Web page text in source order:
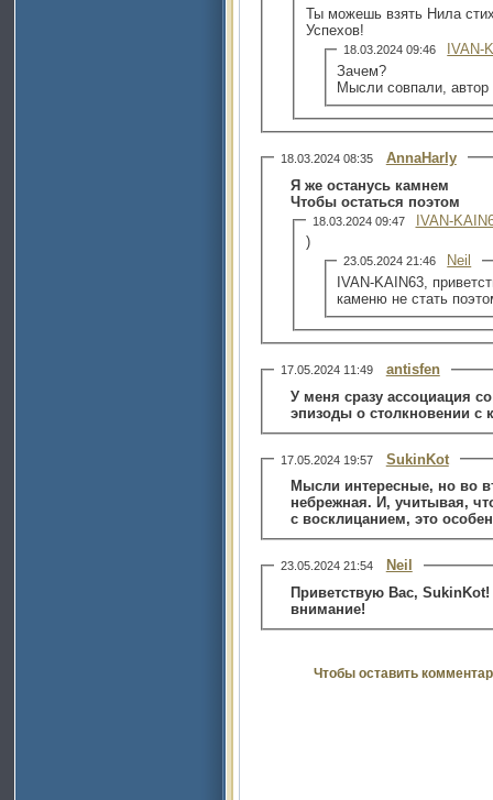
Ты можешь взять Нила
Успехов!
18.03.2024 09:46
IVAN-
Зачем?
Мысли совпали, автор
18.03.2024 08:35
AnnaHarly
Я же останусь камнем
Чтобы остаться поэтом
18.03.2024 09:47
IVAN-
)
23.05.2024 21:46
Neil
IVAN-KAIN63,
каменю не стать
17.05.2024 11:49
antisfen
У меня сразу ассоциация
17.05.2024 19:57
SukinKot
Мысли интересные, но во
небрежная. И, учитывая,
с восклицанием, это
23.05.2024 21:54
Neil
Приветствую Вас,
внимание!
Чтобы оставить